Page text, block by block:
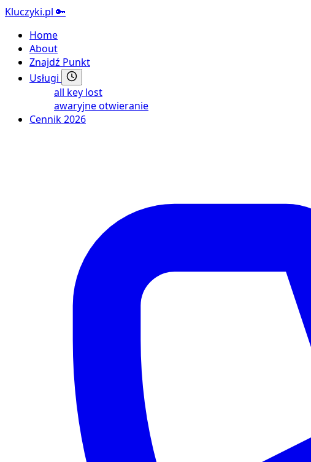
Kluczyki.pl 🔑
Home
About
Znajdź Punkt
Usługi
all key lost
awaryjne otwieranie
Cennik 2026